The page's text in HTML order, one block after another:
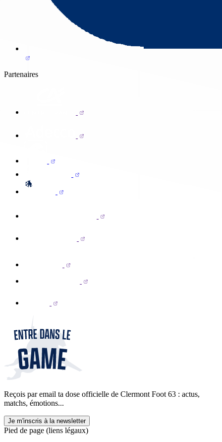
Partenaires
Reçois par email ta dose officielle de Clermont Foot 63 : actus,
matchs, émotions...
Je m'inscris à la newsletter
Pied de page (liens légaux)